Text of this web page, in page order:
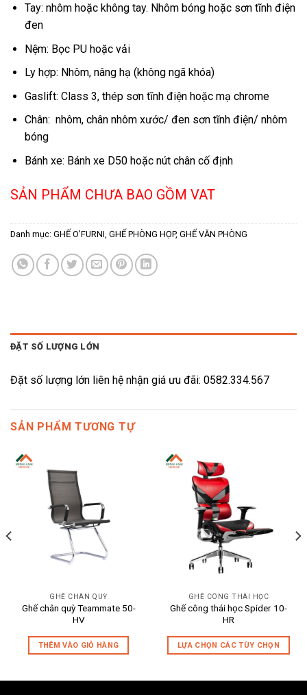
Tay: nhôm hoặc không tay. Nhôm bóng hoặc sơn tĩnh điện
đen
Nệm: Bọc PU hoặc vải
Ly hợp: Nhôm, nâng hạ (không ngã khóa)
Gaslift: Class 3, thép sơn tĩnh điện hoặc mạ chrome
Chân: nhôm, chân nhôm xước/ đen sơn tĩnh điện/ nhôm
bóng
Bánh xe: Bánh xe D50 hoặc nút chân cố định
SẢN PHẨM CHƯA BAO GỒM VAT
Danh mục: GHẾ O'FURNI GHẾ PHÒNG HỌP, GHẾ VĂN PHÒNG
ĐẶT SỐ LƯỢNG LỚN
Đặt số lượng lớn liên hệ nhận giá ưu đãi: 0582.334.567
SẢN PHẨM TƯƠNG TỰ
GHẾ CHÂN QUỲ
Ghế chân quỳ Teammate 50-
HV
THÊM VÀO GIỎ HÀNG
GHẾ CÔNG THÁI HỌC
Ghế công thái học Spider 10-
HR
LỰA CHỌN CÁC TÙY CHỌN